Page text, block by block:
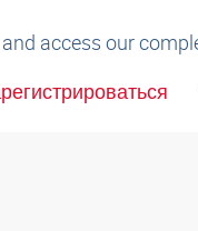
access our